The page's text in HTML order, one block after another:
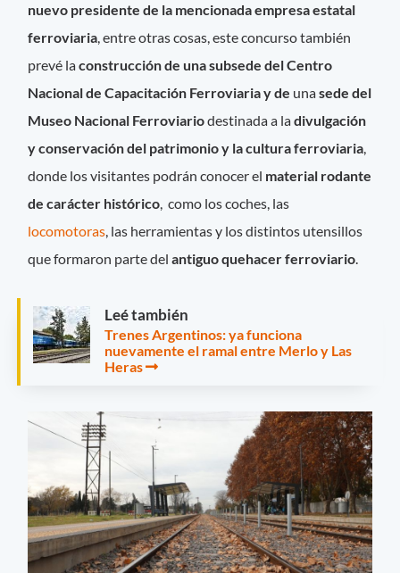
nuevo presidente de la mencionada empresa estatal
ferroviaria, entre otras cosas, este concurso también
prevé laconstrucción de una subsede del Centro
Nacional de Capacitación Ferroviaria y de unasede del
Museo Nacional Ferroviariodestinada a ladivulgación
y conservación del patrimonio y la cultura ferroviaria,
donde los visitantes podrán conocer el material rodante
de carácter histórico, como los coches, las
locomotoras, las herramientas y los distintos utensillos
que formaron parte delantiguo quehacer ferroviario.
Leé también
Trenes Argentinos: ya funciona
nuevamente el ramal entre Merlo y Las
Heras